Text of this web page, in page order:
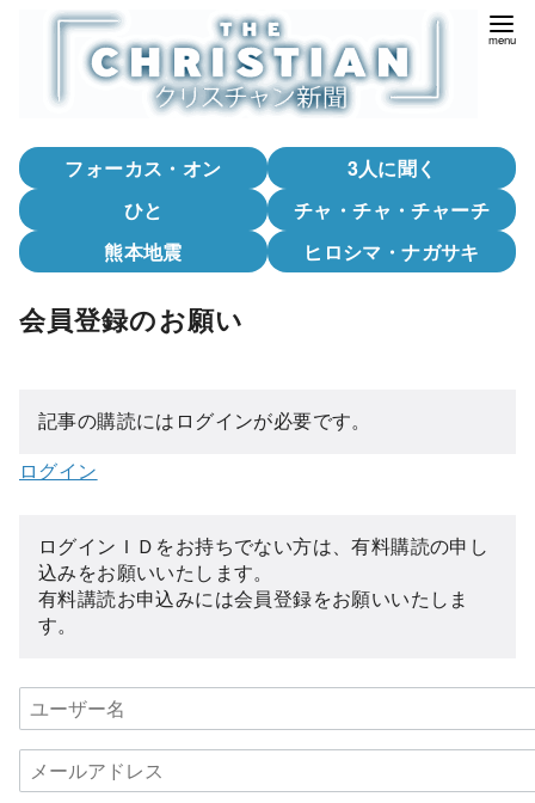
フォーカス・オン
3人に聞く
ひと
チャ・チャ・チャーチ
熊本地震
ヒロシマ・ナガサキ
会員登録のお願い
記事の購読にはログインが必要です。
ログイン
ログインＩＤをお持ちでない方は、有料購読の申し
込みをお願いいたします。
有料講読お申込みには会員登録をお願いいたしま
す。